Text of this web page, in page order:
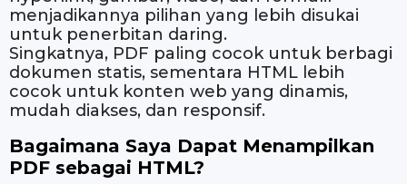
menjadikannya pilihan yang lebih disukai
untuk penerbitan daring.
Singkatnya, PDF paling cocok untuk berbagi
dokumen statis, sementara HTML lebih
cocok untuk konten web yang dinamis,
mudah diakses, dan responsif.
Bagaimana Saya Dapat Menampilkan
PDF sebagai HTML?